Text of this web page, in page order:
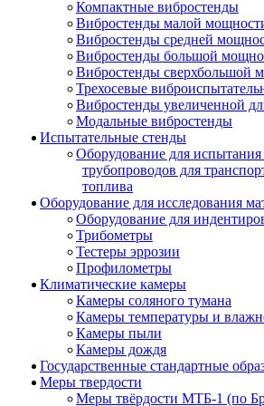
Компактные вибростенды
Вибростенды малой
Вибростенды средней
Вибростенды большой
Вибростенды сверхбольшой
Трехосевые
Вибростенды увеличенной
Модальные вибростенды
Испытательные стенды
Оборудование для
трубопроводов для
топлива
Оборудование для исследования
Оборудование для
Трибометры
Тестеры эррозии
Профилометры
Климатические камеры
Камеры соляного тумана
Камеры температуры и
Камеры пыли
Камеры дождя
Государственные стандартные
Меры твердости
Меры твёрдости МТБ-1 (по